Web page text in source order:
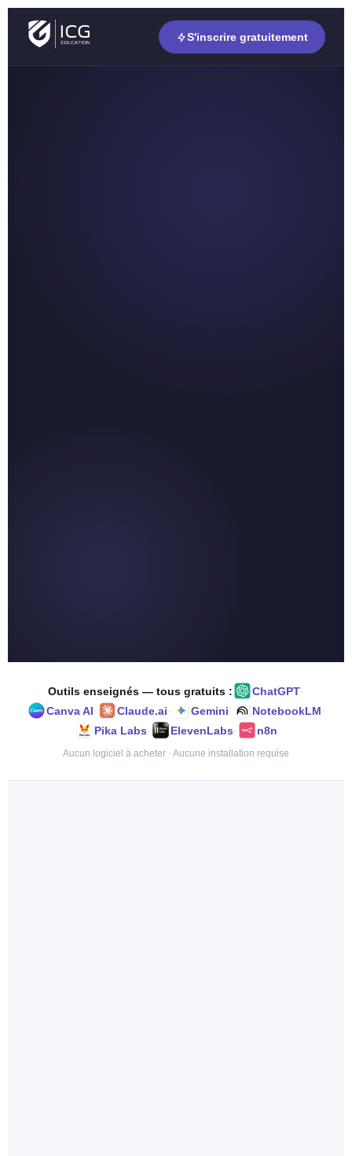
S'inscrire gratuitement
Outils enseignés — tous gratuits : ChatGPT·
Canva AI· Claude.ai· Gemini· NotebookLM·
Pika Labs· ElevenLabs· n8n
Aucun logiciel à acheter · Aucune installation requise